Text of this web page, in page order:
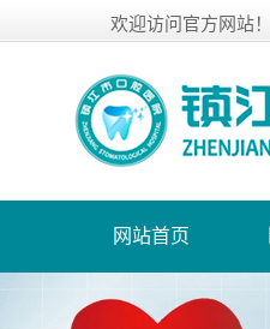
欢迎访问官方网站！
网站首页